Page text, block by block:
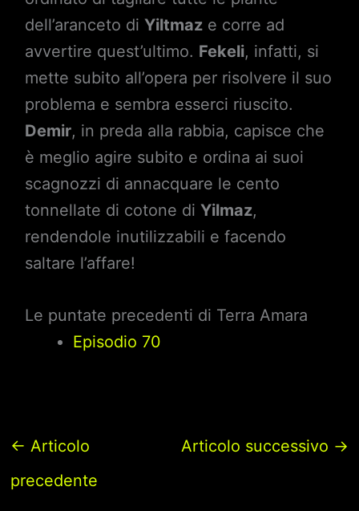
dell’aranceto di Yiltmaze corre ad
avvertire quest’ultimo. Fekeli, infatti, si
mette subito all’opera per risolvere il suo
problema e sembra esserci riuscito.
Demir, in preda alla rabbia, capisce che
è meglio agire subito e ordina ai suoi
scagnozzi di annacquare le cento
tonnellate di cotone di Yilmaz,
rendendole inutilizzabili e facendo
saltare l’affare!
Le puntate precedenti di Terra Amara
Episodio 70
← Articolo
precedente
Articolo successivo →